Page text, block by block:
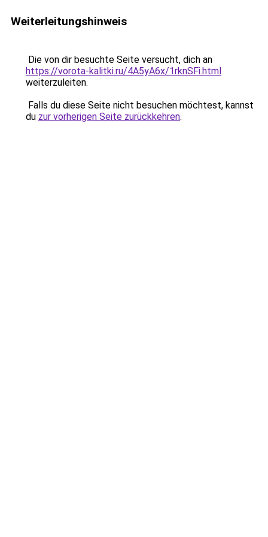
Weiterleitungshinweis
Die von dir besuchte Seite versucht, dich an
https://vorota-kalitki.ru/4A5yA6x/1rknSFi.html
weiterzuleiten.
Falls du diese Seite nicht besuchen möchtest, kannst
du zur vorherigen Seite zurückkehren.